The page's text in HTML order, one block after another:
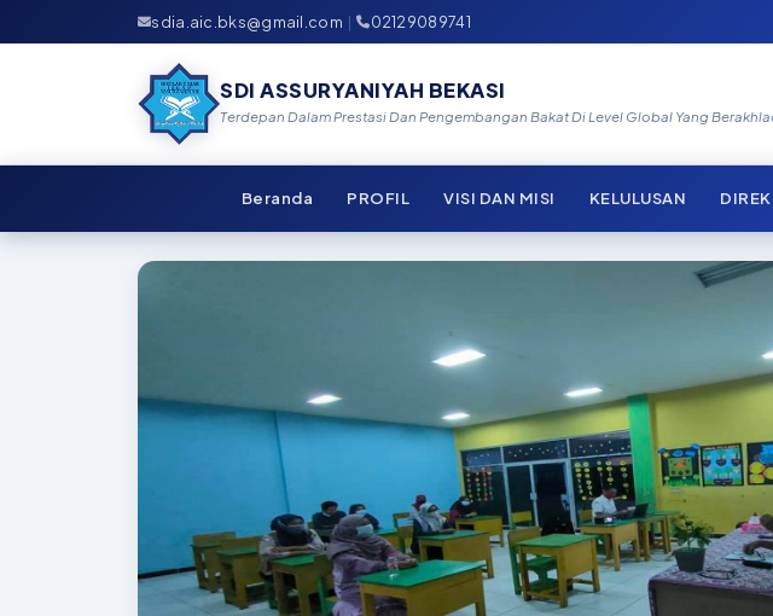
sdia.aic.bks@gmail.com | 02129089741
SDI ASSURYANIYAH BEKASI
Terdepan Dalam Prestasi Dan Pengembangan Bakat Di Level Global Yang
Beranda PROFIL VISI DAN MISI KELULUSAN